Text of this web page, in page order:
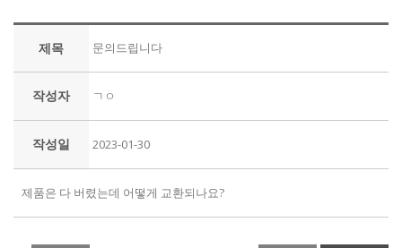
제목 문의드립니다
작성자 ㄱㅇ
작성일 2023-01-30
제품은 다 버렸는데 어떻게 교환되나요?